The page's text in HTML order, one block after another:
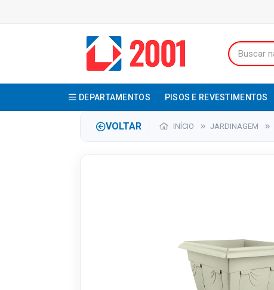
DEPARTAMENTOS PISOS E REVESTIMENTOS
VOLTAR INÍCIO JARDINAGEM